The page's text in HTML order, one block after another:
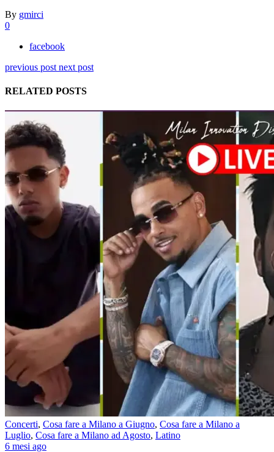
By gmirci
0
facebook
previous post next post
RELATED POSTS
Concerti, Cosa fare a Milano a Giugno, Cosa fare a Milano a
Luglio, Cosa fare a Milano ad Agosto, Latino
6 mesi ago